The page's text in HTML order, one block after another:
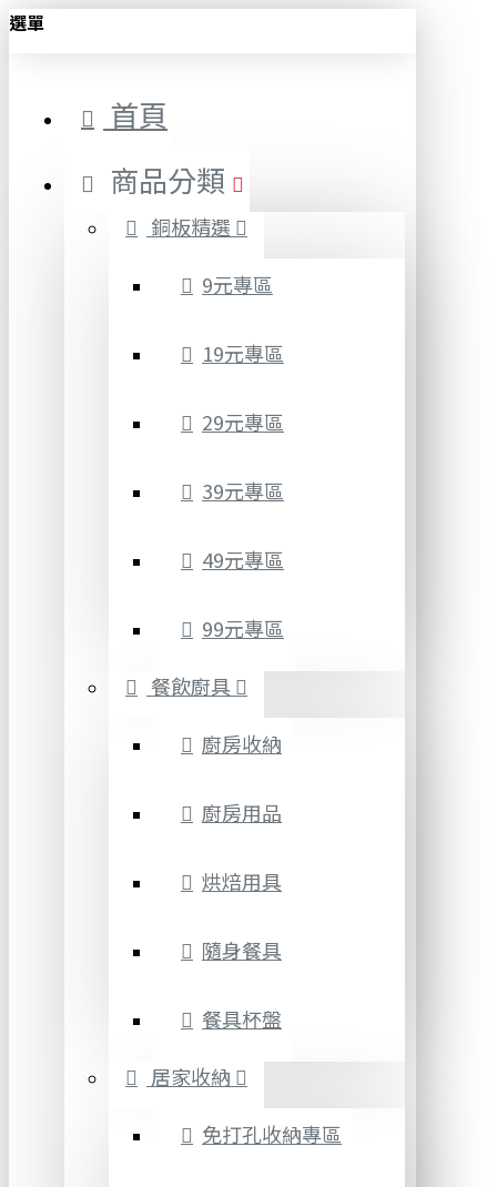
選單
首頁
商品分類
銅板精選
9元專區
19元專區
29元專區
39元專區
49元專區
99元專區
餐飲廚具
廚房收納
廚房用品
烘焙用具
隨身餐具
餐具杯盤
居家收納
免打孔收納專區